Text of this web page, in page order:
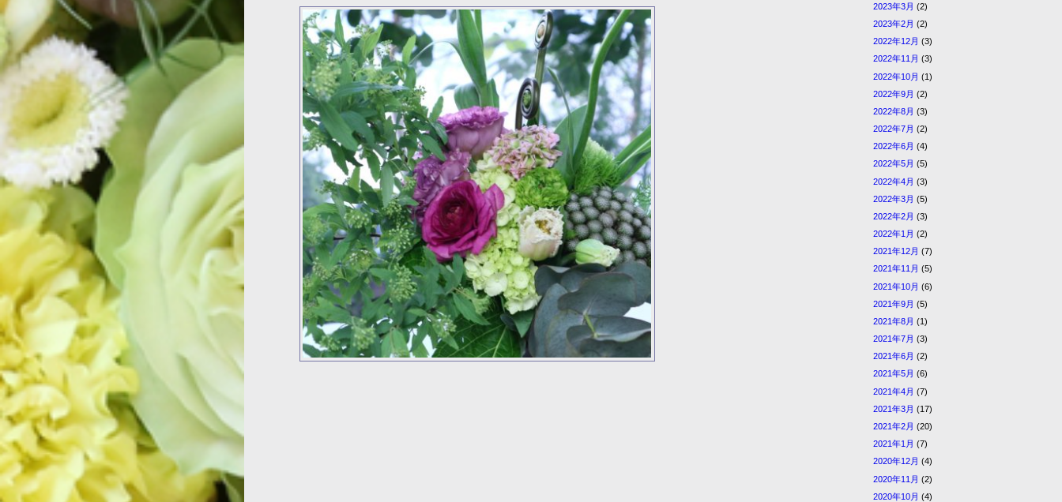
2023年3月 (2)
2023年2月 (2)
2022年12月 (3)
2022年11月 (3)
2022年10月 (1)
2022年9月 (2)
2022年8月 (3)
2022年7月 (2)
2022年6月 (4)
2022年5月 (5)
2022年4月 (3)
2022年3月 (5)
2022年2月 (3)
2022年1月 (2)
2021年12月 (7)
2021年11月 (5)
2021年10月 (6)
2021年9月 (5)
2021年8月 (1)
2021年7月 (3)
2021年6月 (2)
2021年5月 (6)
2021年4月 (7)
2021年3月 (17)
2021年2月 (20)
2021年1月 (7)
2020年12月 (4)
2020年11月 (2)
2020年10月 (4)